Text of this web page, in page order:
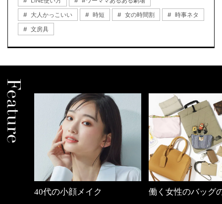
大人かっこいい
時短 女の時間割
時事ネタ
文房具
働く女性のバッグの中身
【ワーママのきれ